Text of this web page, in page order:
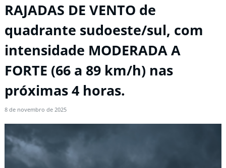
RAJADAS DE VENTO de
quadrante sudoeste/sul, com
intensidade MODERADA A
FORTE (66 a 89 km/h) nas
próximas 4 horas.
8 de novembro de 2025